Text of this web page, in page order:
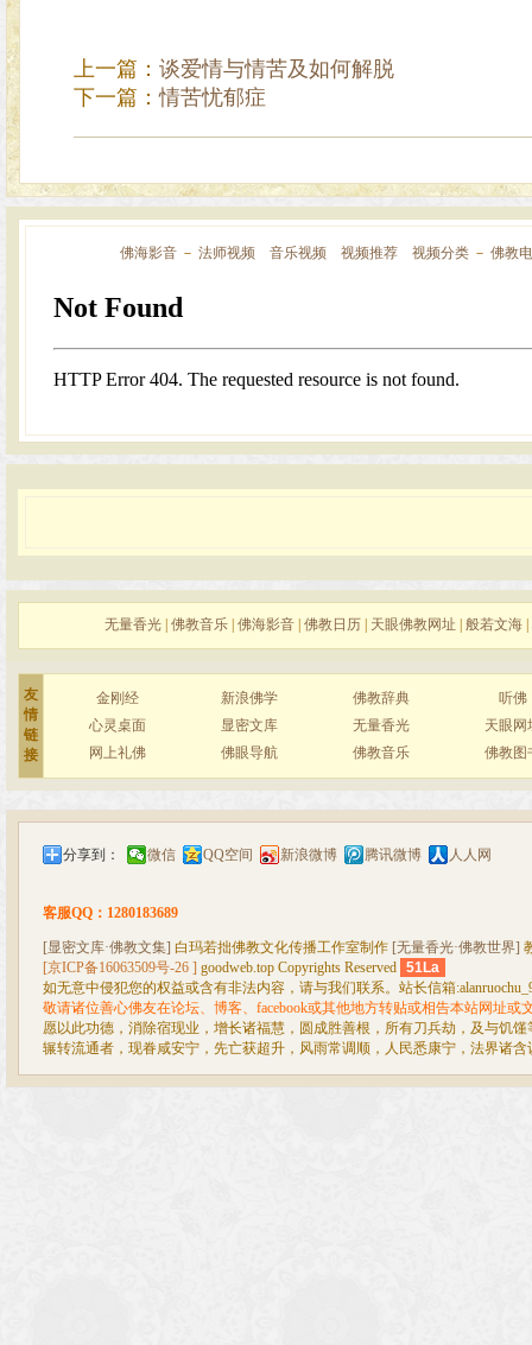
上一篇： 谈爱情与情苦及如何解脱
下一篇：情苦忧郁症
佛海影音 － 法师视频 音乐视频 视频推荐 视频分类 － 佛教
无量香光 佛教音乐 佛海影音 佛教日历 天眼佛教网址 般若文海
友
情
链
接
金刚经 新浪佛学 佛教辞典
听佛
心灵桌面
显密文库 无量香光
天眼网
网上礼佛
佛眼导航 佛教音乐 佛教图
分享到： 微信 QQ空间 新浪微博 腾讯微博 人人网
客服QQ：1280183689
[显密文库·佛教文集] 白玛若拙佛教文化传播工作室制作 [无量香光·佛教世界]
[京ICP备16063509号-26 ] goodweb.top Copyrights Reserved 51La
如无意中侵犯您的权益或含有非法内容，请与我们联系。站长信箱
敬请诸位善心佛友在论坛、博客、facebook或其他地方转贴或相告本站网址或
愿以此功德，消除宿现业，增长诸福慧，圆成胜善根，所有刀兵劫，及与饥
辗转流通者，现眷咸安宁，先亡获超升，风雨常调顺，人民悉康宁，法界诸含